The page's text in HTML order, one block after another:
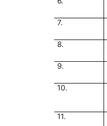
7.
8.
9.
10.
11.